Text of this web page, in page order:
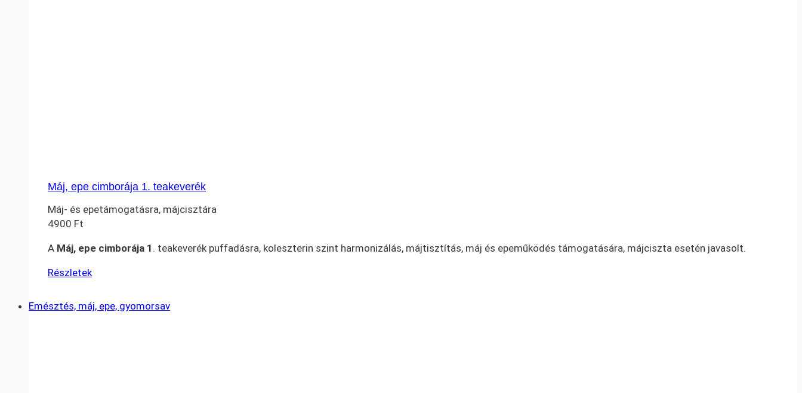
Máj, epe cimborája 1. teakeverék
Máj- és epetámogatásra, májcisztára
4900 Ft
A Máj, epe cimborája 1 . teakeverék puffadásra, koleszterin szint harmonizálás, májtisztítás, máj és epeműködés támogatására, májciszta esetén javasolt.
Részletek
Emésztés, máj, epe, gyomorsav